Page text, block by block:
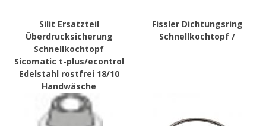
Silit Ersatzteil
Überdrucksicherung
Schnellkochtopf
Sicomatic t-plus/econtrol
Edelstahl rostfrei 18/10
Handwäsche
Fissler Dichtungsring
Schnellkochtopf /